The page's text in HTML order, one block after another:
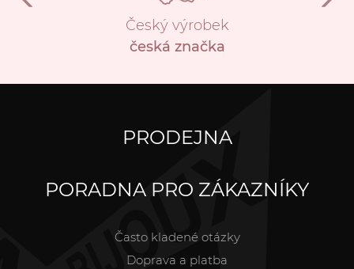
Český výrobek
česká značka
PRODEJNA
PORADNA PRO ZÁKAZNÍKY
Často kladené otázky
Doprava a platba